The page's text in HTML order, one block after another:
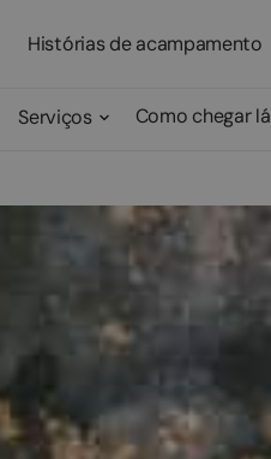
Histórias de acampamento
Serviços Como chegar lá